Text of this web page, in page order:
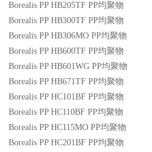
Borealis PP HB205TF PP均聚物
Borealis PP HB300TF PP均聚物
Borealis PP HB306MO PP均聚物
Borealis PP HB600TF PP均聚物
Borealis PP HB601WG PP均聚物
Borealis PP HB671TF PP均聚物
Borealis PP HC101BF PP均聚物
Borealis PP HC110BF PP均聚物
Borealis PP HC115MO PP均聚物
Borealis PP HC201BF PP均聚物